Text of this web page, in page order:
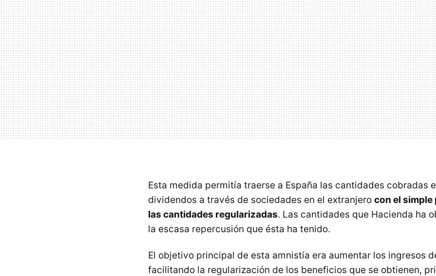
Esta medida permitía traerse a España las cantidades cobradas
dividendos a través de sociedades en el extranjero con el simple
las cantidades regularizadas. Las cantidades que Hacienda ha
la escasa repercusión que ésta ha tenido.
El objetivo principal de esta amnistía era aumentar los ingresos
facilitando la regularización de los beneficios que se obtienen,